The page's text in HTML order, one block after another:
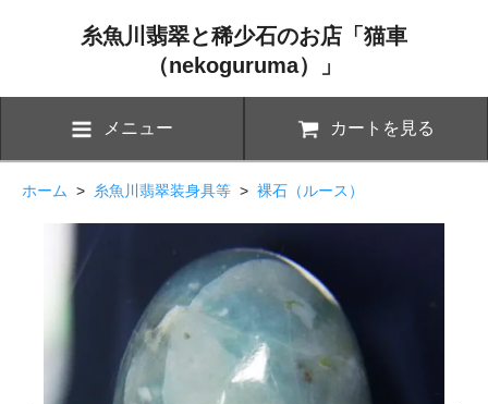
糸魚川翡翠と稀少石のお店「猫車
（nekoguruma）」
メニュー カートを見る
ホーム > 糸魚川翡翠装身具等 > 裸石（ルース）